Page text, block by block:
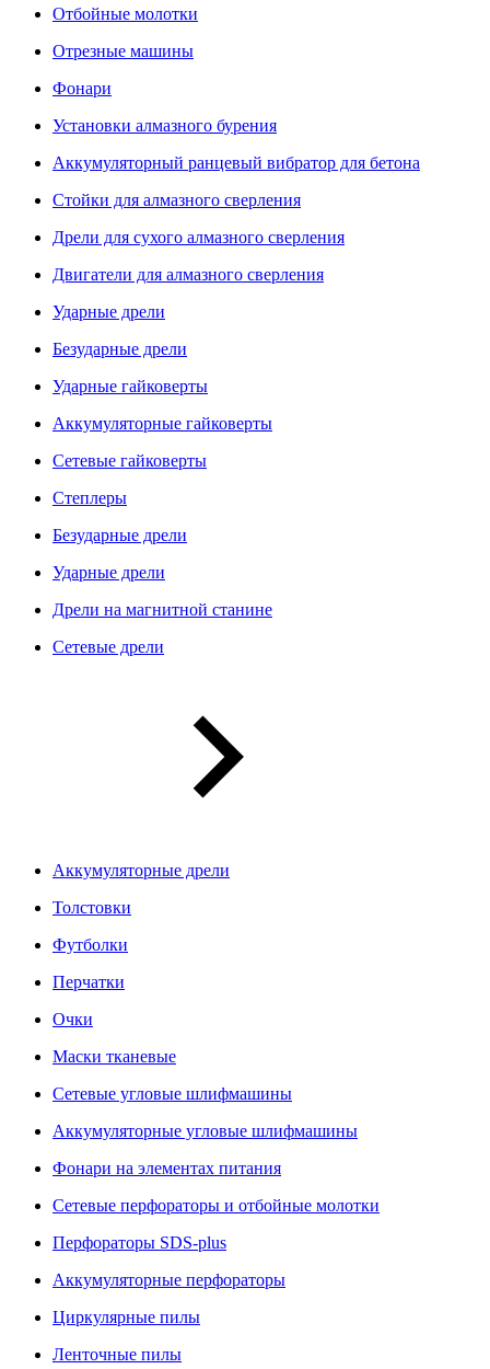
Отбойные молотки
Отрезные машины
Фонари
Установки алмазного бурения
Аккумуляторный ранцевый вибратор для бетона
Стойки для алмазного сверления
Дрели для сухого алмазного сверления
Двигатели для алмазного сверления
Ударные дрели
Безударные дрели
Ударные гайковерты
Аккумуляторные гайковерты
Сетевые гайковерты
Степлеры
Безударные дрели
Ударные дрели
Дрели на магнитной станине
Сетевые дрели
Аккумуляторные дрели
Толстовки
Футболки
Перчатки
Очки
Маски тканевые
Сетевые угловые шлифмашины
Аккумуляторные угловые шлифмашины
Фонари на элементах питания
Сетевые перфораторы и отбойные молотки
Перфораторы SDS-plus
Аккумуляторные перфораторы
Циркулярные пилы
Ленточные пилы